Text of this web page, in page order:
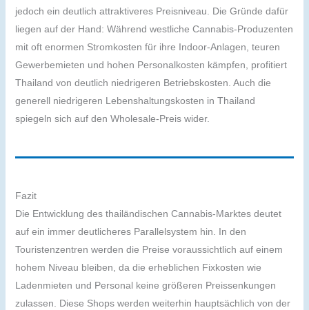
jedoch ein deutlich attraktiveres Preisniveau. Die Gründe dafür
liegen auf der Hand: Während westliche Cannabis-Produzenten
mit oft enormen Stromkosten für ihre Indoor-Anlagen, teuren
Gewerbemieten und hohen Personalkosten kämpfen, profitiert
Thailand von deutlich niedrigeren Betriebskosten. Auch die
generell niedrigeren Lebenshaltungskosten in Thailand
spiegeln sich auf den Wholesale-Preis wider.
Fazit
Die Entwicklung des thailändischen Cannabis-Marktes deutet
auf ein immer deutlicheres Parallelsystem hin. In den
Touristenzentren werden die Preise voraussichtlich auf einem
hohem Niveau bleiben, da die erheblichen Fixkosten wie
Ladenmieten und Personal keine größeren Preissenkungen
zulassen. Diese Shops werden weiterhin hauptsächlich von der